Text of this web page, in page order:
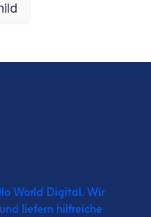
World Digital. Wir
liefern hilfreiche